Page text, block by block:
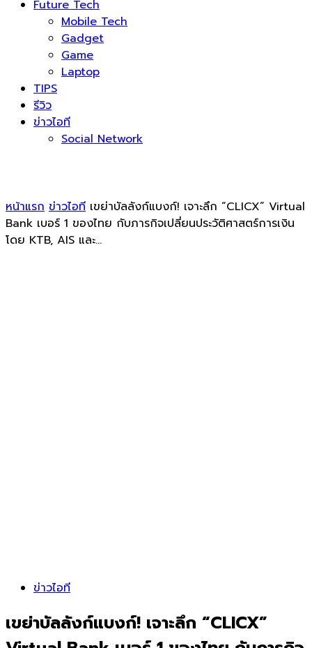
Future Tech
Mobile Tech
Gadget
Game
Laptop
TIPS
รีวิว
ข่าวไอที
Social Network
หน้าแรก ข่าวไอที เขย่าบัลลังก์แบงก์! เจาะลึก “CLICX” Virtual
Bank เบอร์ 1 ของไทย กับภารกิจเปลี่ยนประวัติศาสตร์การเงิน
โดย KTB, AIS และ...
ข่าวไอที
เขย่าบัลลังก์แบงก์! เจาะลึก “CLICX”